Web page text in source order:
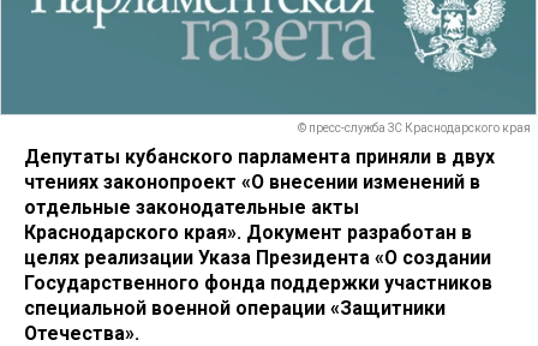
© пресс-служба ЗС Краснодарского края
Депутаты кубанского парламента приняли в двух
чтениях законопроект «О внесении изменений в
отдельные законодательные акты
Краснодарского края». Документ разработан в
целях реализации Указа Президента «О создании
Государственного фонда поддержки участников
специальной военной операции «Защитники
Отечества».